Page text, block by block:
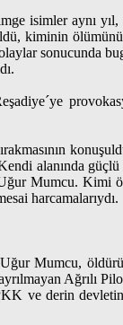
isimler aynı yıl,
kiminin
sonucunda
alanında
Uğur Mumcu.
harcamalarıydı.
Mumcu,
Ağrılı
ve derin devletin